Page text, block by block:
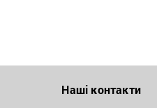
Наші контакти